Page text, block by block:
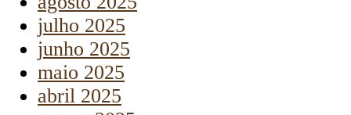
julho 2025
junho 2025
maio 2025
abril 2025